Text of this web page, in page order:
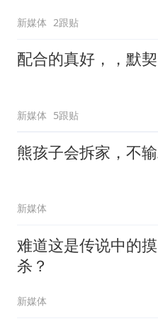
新媒体 2跟贴
配合的真好，，默契
新媒体 5跟贴
熊孩子会拆家，不
新媒体
难道这是传说中的
杀？
新媒体